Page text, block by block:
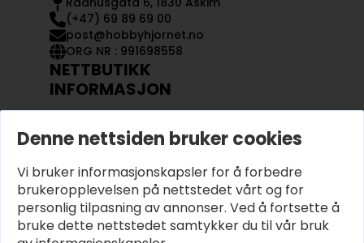
(+47) 69 89 69 00
post@hobbyhjornet.no
ORG NR : 991698558
NETTBUTIKK
INFORMASJON
OM OSS
KJØPSVILKÅR OG BETINGELSER
PERSONVERN
Denne nettsiden bruker cookies
Vi bruker informasjonskapsler for å forbedre
brukeropplevelsen på nettstedet vårt og for
personlig tilpasning av annonser. Ved å fortsette å
bruke dette nettstedet samtykker du til vår bruk